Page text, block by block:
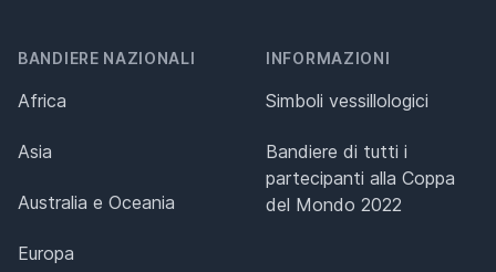
BANDIERE NAZIONALI
Africa
Asia
Australia e Oceania
Europa
INFORMAZIONI
Simboli vessillologici
Bandiere di tutti i
partecipanti alla Coppa
del Mondo 2022